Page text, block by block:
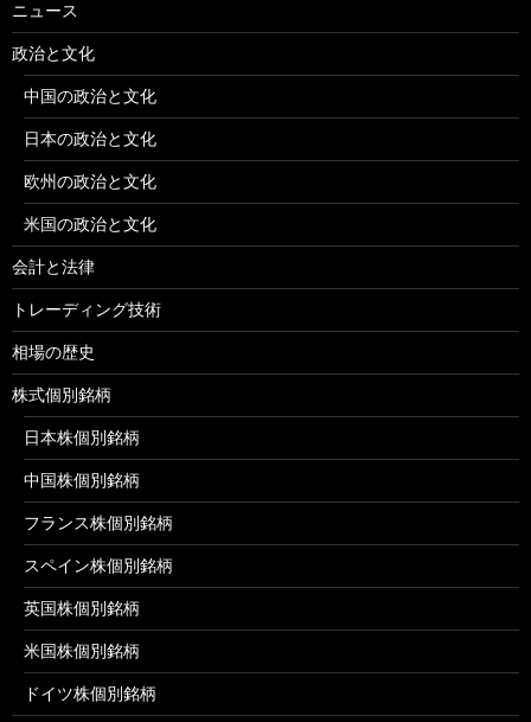
ニュース
政治と文化
中国の政治と文化
日本の政治と文化
欧州の政治と文化
米国の政治と文化
会計と法律
トレーディング技術
相場の歴史
株式個別銘柄
日本株個別銘柄
中国株個別銘柄
フランス株個別銘柄
スペイン株個別銘柄
英国株個別銘柄
米国株個別銘柄
ドイツ株個別銘柄